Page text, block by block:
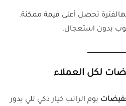
تحصل أعلى قيمة ممكنة.
بدون استعجال.
لكل العملاء
يوم الراتب خيار ذكي للي يدور